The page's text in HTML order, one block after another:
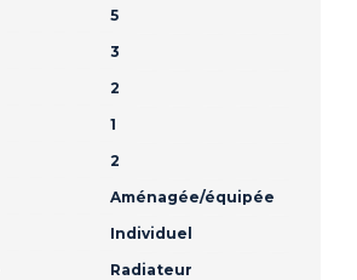
5
3
2
1
2
Aménagée/équipée
Individuel
Radiateur